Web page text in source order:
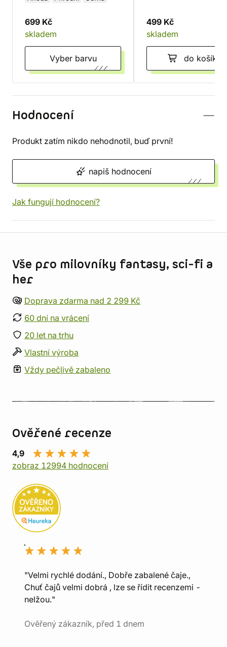
699 Kč
skladem
Vyber barvu
499 Kč
skladem
do košíku
Hodnocení
Produkt zatím nikdo nehodnotil, buď první!
napiš hodnocení
Jak fungují hodnocení?
Vše pro milovníky fantasy, sci-fi a
her
Doprava zdarma nad 2 299 Kč
60 dní na vrácení
20 let na trhu
Vlastní výroba
Vždy pečlivě zabaleno
Ověřené recenze
4,9
zobraz 12994 hodnocení
"Velmi rychlé dodání., Dobře zabalené čaje.,
Chuť čajů velmi dobrá , lze se řídit recenzemi -
nelžou."
Ověřený zákazník, před 1 dnem